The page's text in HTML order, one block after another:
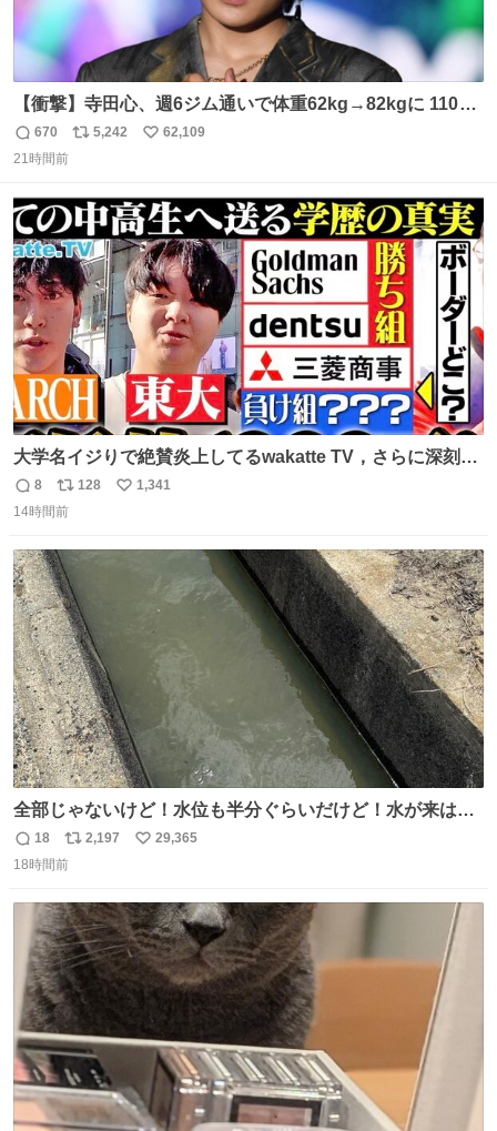
【衝撃】寺田心、週6ジム通いで体重62kg→82kgに 110kg
のベンチプレス持ち上げる姿披露
news.livedoor.com/article/detail… 元々自重のみだった
のためおにぎり10個、ゼリー飲料3～4本、パスタと毎日4
千kcalオーバーの食事を摂取し、増量したという。
返
信
670
リ
ト
数
5,242
い
数
62,109
21時間前
大学名イジりで絶賛炎上してるwakatte TV，さらに深刻な
問題はこっちでは？ ・都内の特定企業に入るのを極度に推
奨し，それ以外の地域で堅実に生きるのを周縁化する ・恋
化する ・院生が研究環境を求め他大学に移るのを批判する
過去例↓
返
信
8
リ
ポ
ト
数
128
い
1,341
14時間前
全部じゃないけど！水位も半分ぐらいだけど！水が来はじ
めたよ！！！ 作業してくれた方々ありがとーーー
ー！！！！！！！！！！！！！！！！！！！！！！！！！
返
信
18
リ
ポ
ト
数
2,197
い
数
29,365
18時間前